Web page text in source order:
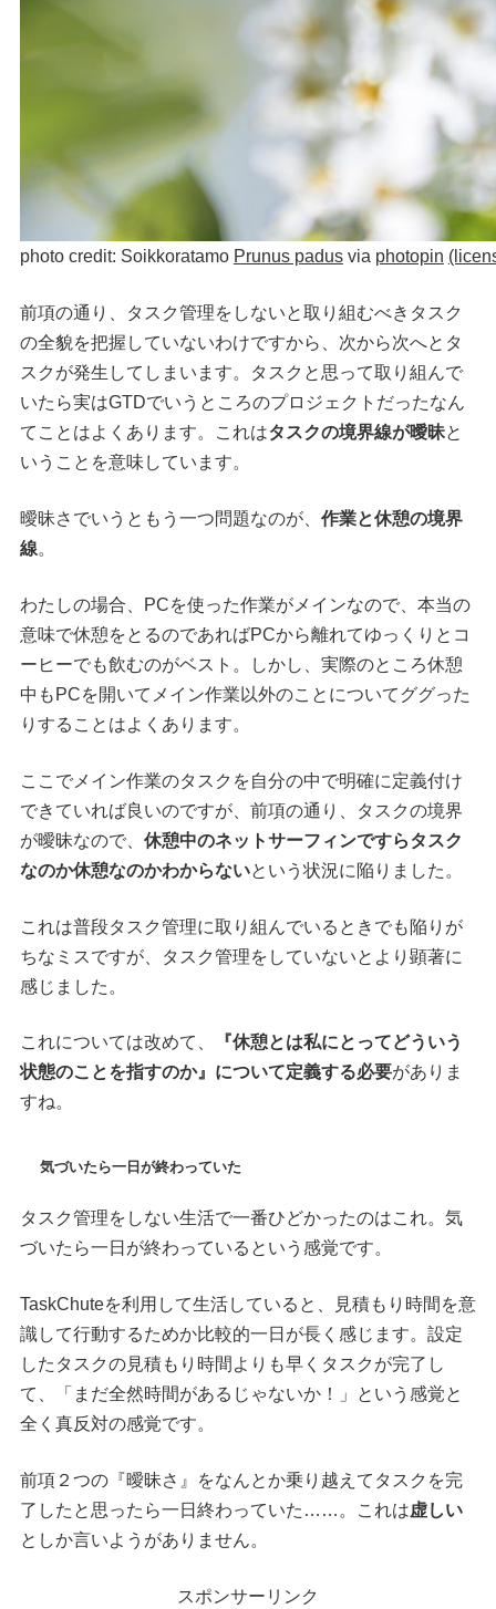
photo credit: Soikkoratamo Prunus padusvia photopin
前項の通り、タスク管理をしないと取り組むべきタスク
の全貌を把握していないわけですから、次から次へとタ
スクが発生してしまいます。タスクと思って取り組んで
いたら実はGTDでいうところのプロジェクトだったなん
てことはよくあります。これはタスクの境界線が曖昧と
いうことを意味しています。
曖昧さでいうともう一つ問題なのが、 作業と休憩の境界
線。
わたしの場合、PCを使った作業がメインなので、本当の
意味で休憩をとるのであればPCから離れてゆっくりとコ
ーヒーでも飲むのがベスト。しかし、実際のところ休憩
中もPCを開いてメイン作業以外のことについてググった
りすることはよくあります。
ここでメイン作業のタスクを自分の中で明確に定義付け
できていれば良いのですが、前項の通り、タスクの境界
が曖昧なので、 休憩中のネットサーフィンですらタスク
なのか休憩なのかわからないという状況に陥りました。
これは普段タスク管理に取り組んでいるときでも陥りが
ちなミスですが、タスク管理をしていないとより顕著に
感じました。
これについては改めて、
『休憩とは私にとってどういう
状態のことを指すのか』について定義する必要がありま
すね。
気づいたら一日が終わっていた
タスク管理をしない生活で一番ひどかったのはこれ。気
づいたら一日が終わっているという感覚です。
TaskChuteを利用して生活していると、見積もり時間を意
識して行動するためか比較的一日が長く感じます。設定
したタスクの見積もり時間よりも早くタスクが完了し
て、「まだ全然時間があるじゃないか！」という感覚と
全く真反対の感覚です。
前項２つの『曖昧さ』をなんとか乗り越えてタスクを完
了したと思ったら一日終わっていた……。これは虚しい
としか言いようがありません。
スポンサーリンク